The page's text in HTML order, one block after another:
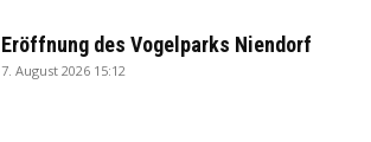
Eröffnung des Vogelparks Niendorf
7. August 2026 15:12